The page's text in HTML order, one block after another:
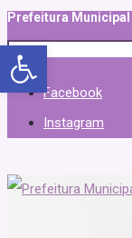
Prefeitura Municipal
Facebook
Instagram
Abrir a barra de